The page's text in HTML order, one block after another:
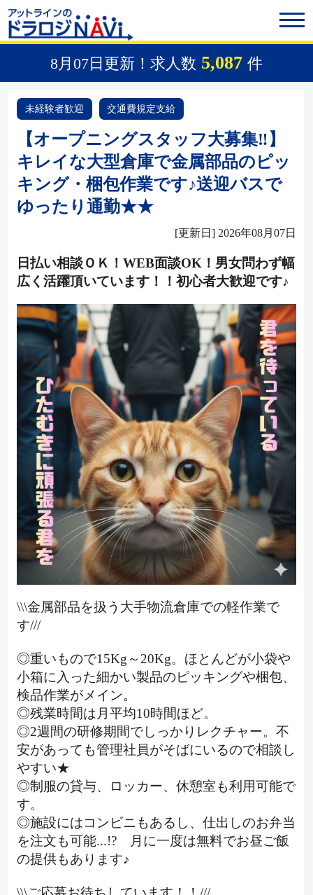
8月07日更新！求人数 5,087 件
未経験者歓迎 交通費規定支給
【オープニングスタッフ大募集‼】
キレイな大型倉庫で金属部品のピッ
キング・梱包作業です♪送迎バスで
ゆったり通勤★★
[更新日] 2026年08月07日
日払い相談ＯＫ！WEB面談OK！男女問わず幅
広く活躍頂いています！！初心者大歓迎です♪
\\\金属部品を扱う大手物流倉庫での軽作業で
す///
◎重いもので15Kg～20Kg。ほとんどが小袋や
小箱に入った細かい製品のピッキングや梱包、
検品作業がメイン。
◎残業時間は月平均10時間ほど。
◎2週間の研修期間でしっかりレクチャー。不
安があっても管理社員がそばにいるので相談し
やすい★
◎制服の貸与、ロッカー、休憩室も利用可能で
す。
◎施設にはコンビニもあるし、仕出しのお弁当
を注文も可能...!? 月に一度は無料でお昼ご飯
の提供もあります♪